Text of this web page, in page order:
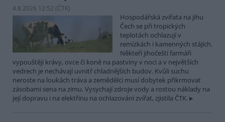
4.8.2026 12:52 (ČTK)
Hospodářská zvířata na jihu
Čech se při tropických
teplotách ochlazují v
remízkách i kamenných stájích.
Někteří jihočeští farmáři
vypouštějí krávy, ovce či koně na pastviny v noci a v největších
vedrech je nechávají uvnitř chladnějších budov. Kvůli suchu
neroste na loukách tráva a zemědělci musí dobytek přikrmovat
zásobami sena na zimu. Vysychají zdroje vody a rostou náklady na
její dopravu i na elektřinu na ochlazování zvířat, zjistila ČTK.